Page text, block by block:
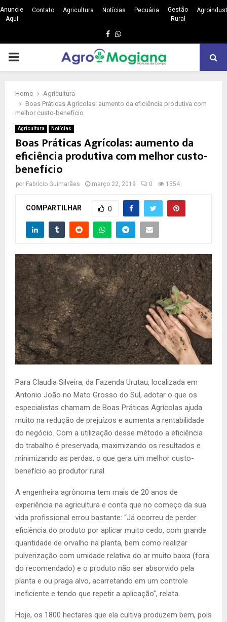
Anuncie
Aqui
Contato Agricultura Notícias Pecuária
Gestão
Rural
Facebook
Whatsapp
PRIMARY
Home
Agricultura
Boas Práticas Agrícolas: aumento da eficiência produtiva com
melhor custo-benefício
Agricultura Notícias
Boas Práticas Agrícolas: aumento da
eficiência produtiva com melhor custo-
benefício
por Fabrício Guimarães março 22, 2019 0 1554
COMPARTILHAR 0
Para Claudia Silveira, da Fazenda Urutau, localizada em
Antonio João no Mato Grosso do Sul, adotar o que os
especialistas chamam de Boas Práticas Agrícolas ajuda
muito na redução de prejuízos e aumenta a rentabilidade
do negócio. Com a utilização desse método a eficiência
do trabalho é preservada, maximizando os resultados e
minimizando as perdas, o que gera um melhor custo-
benefício ao produtor rural.
A engenheira agrônoma tem mais de 20 anos de
experiência na agricultura e conta que no começo da sua
vida profissional errou bastante: “Já ocorreu de perder
eficiência do produto por aplicar muito cedo, com grande
quantidade de orvalho na planta, bem como realizar
pulverização com umidade relativa do ar muito baixa (fora
do recomendado) e o produto não ser absorvido pela
planta e ou praga alvo, acarretando em um controle
ineficiente e tendo que repetir a aplicação”, relata.
Hoje, os 1800 hectares que ela cultiva produzem bem, pois